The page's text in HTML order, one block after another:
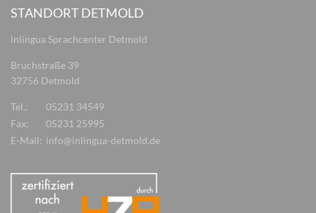
STANDORT DETMOLD
inlingua Sprachcenter Detmold
Bruchstraße 39
32756 Detmold
Tel.:
05231 34549
Fax:
05231 25995
E-Mail: info@inlingua-detmold.de